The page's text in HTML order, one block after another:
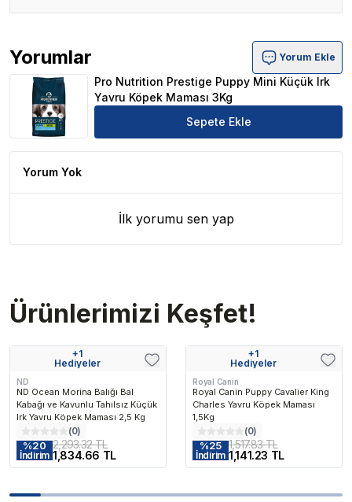
Yorumlar
Pro Nutrition Prestige Puppy Mini Küçük Irk Yavru
Yorum Ekle
Pro Nutrition Prestige Puppy Mini Küçük Irk
Yavru Köpek Maması 3Kg
Sepete Ekle
Yorum Yok
İlk yorumu sen yap
Ürünlerimizi Keşfet!
+1
Hediyeler
ND
ND Ocean Morina Balığı Bal
Kabağı ve Kavunlu Tahılsız Küçük
Irk Yavru Köpek Maması 2,5 Kg
(0)
%20
İndirim
2,293.32 TL
1,834.66 TL
+1
Hediyeler
Royal Canin
Royal Canin Puppy Cavalier King
Charles Yavru Köpek Maması
1,5Kg
(0)
%25
İndirim
1,517.83 TL
1,141.23 TL